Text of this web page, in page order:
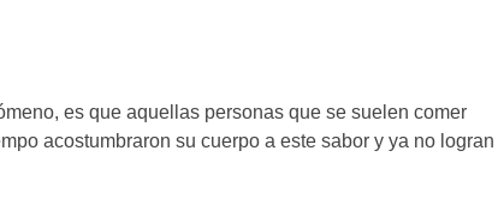
es que aquellas personas que se suelen comer
acostumbraron su cuerpo a este sabor y ya no logran